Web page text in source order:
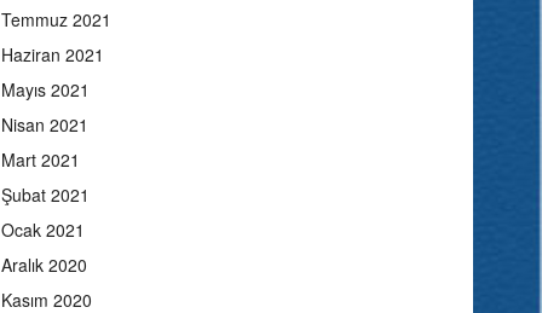
Temmuz 2021
Haziran 2021
Mayıs 2021
Nisan 2021
Mart 2021
Şubat 2021
Ocak 2021
Aralık 2020
Kasım 2020